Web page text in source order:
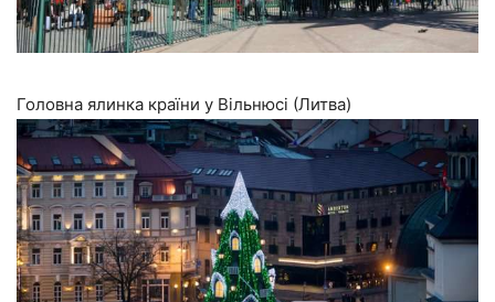
Головна ялинка країни у Вільнюсі (Литва)